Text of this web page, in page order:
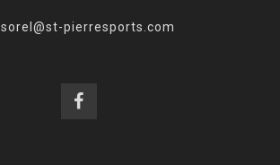
sorel@st-pierresports.com